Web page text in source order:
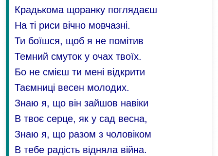
Крадькома щоранку поглядаєш
На ті риси вічно мовчазні.
Ти боїшся, щоб я не помітив
Темний смуток у очах твоїх.
Бо не смієш ти мені відкрити
Таємниці весен молодих.
Знаю я, що він зайшов навіки
В твоє серце, як у сад весна,
Знаю я, що разом з чоловіком
В тебе радість відняла війна.